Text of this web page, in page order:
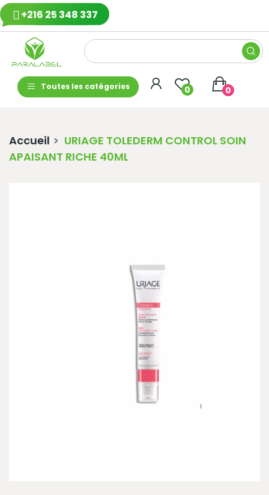
+216 25 348 337
Toutes les catégories 0 0
Accueil
URIAGE TOLEDERM CONTROL SOIN
APAISANT RICHE 40ML